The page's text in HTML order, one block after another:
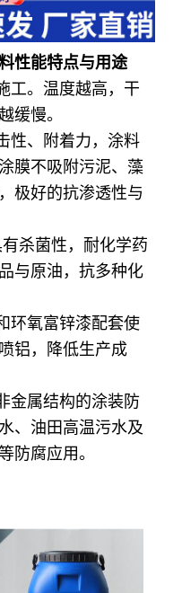
性能特点与用途
工。温度越高，干
缓慢。
性、附着力，涂料
膜不吸附污泥、藻
极好的抗渗透性与
杀菌性，耐化学药
与原油，抗多种化
环氧富锌漆配套使
铝，降低生产成
金属结构的涂装防
、油田高温污水及
防腐应用。